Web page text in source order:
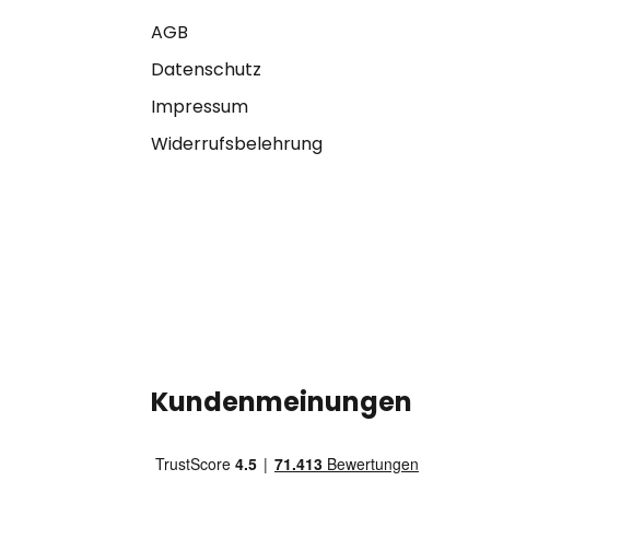
AGB
Datenschutz
Impressum
Widerrufsbelehrung
Kundenmeinungen